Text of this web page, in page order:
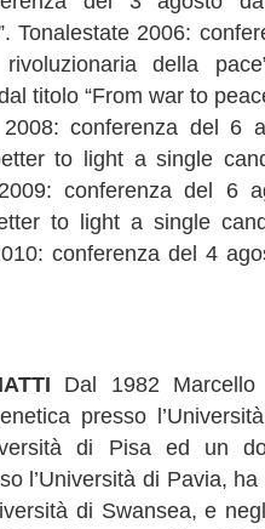
Tonalestate 2006:
della
titolo “From war to
2008: conferenza del 6
to light a single
conferenza del 6
to light a single
conferenza del 4
Dal 1982
presso
di Pisa ed un
l’Università di Pavia,
di Swansea, e